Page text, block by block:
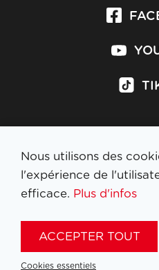
S'inscrire à
Nous utilisons des
l'expérience de
efficace. Plus d'infos
ACCEPTER TOUT
Cookies essentiels